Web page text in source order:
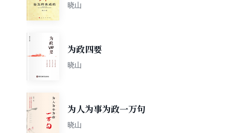
晓山
为政四要
晓山
为人为事为政一万句
晓山